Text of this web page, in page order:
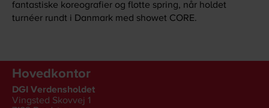
fantastiske koreografier og flotte spring, når holdet
turnéer rundt i Danmark med showet CORE.
Hovedkontor
DGI Verdensholdet
Vingsted Skovvej 1